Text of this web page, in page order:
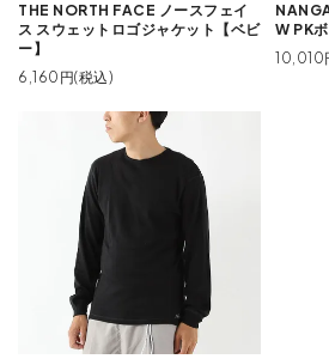
THE NORTH FACE ノースフェイ
ス スウェットロゴジャケット【ベビ
ー】
6,160円(税込)
W PK
10,010